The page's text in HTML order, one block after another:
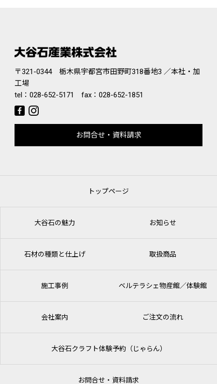
〒321-0344 栃木県宇都宮市田野町318番地3 ／本社・加
工場
tel： 028-652-5171 fax：028-652-1851
お問合せ・資料請求
トップページ
大谷石の魅力 お知らせ
石材の種類と仕上げ 取扱商品
施工事例 ベルテラシェ物産館／体験館
会社案内 ご注文の流れ
大谷石クラフト体験予約（じゃらん）
お問合せ・資料請求